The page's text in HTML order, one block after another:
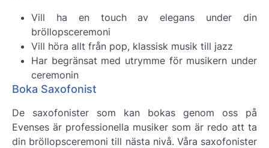
Vill ha en touch av elegans under din
bröllopsceremoni
Vill höra allt från pop, klassisk musik till jazz
Har begränsat med utrymme för musikern under
ceremonin
Boka Saxofonist
De saxofonister som kan bokas genom oss på
Evenses är professionella musiker som är redo att ta
din bröllopsceremoni till nästa nivå. Våra saxofonister